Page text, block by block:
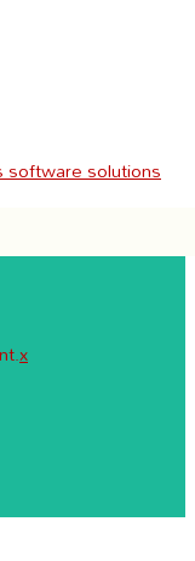
software solutions
x